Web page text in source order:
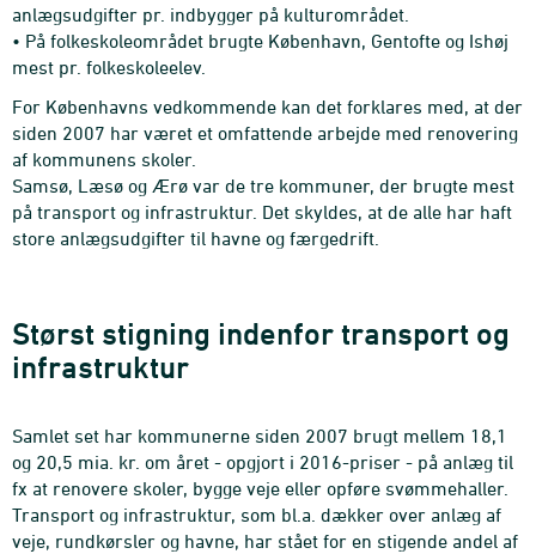
anlægsudgifter pr. indbygger på kulturområdet.
• På folkeskoleområdet brugte København, Gentofte og Ishøj
mest pr. folkeskoleelev.
For Københavns vedkommende kan det forklares med, at der
siden 2007 har været et omfattende arbejde med renovering
af kommunens skoler.
Samsø, Læsø og Ærø var de tre kommuner, der brugte mest
på transport og infrastruktur. Det skyldes, at de alle har haft
store anlægsudgifter til havne og færgedrift.
Størst stigning indenfor transport og
infrastruktur
Samlet set har kommunerne siden 2007 brugt mellem 18,1
og 20,5 mia. kr. om året - opgjort i 2016-priser - på anlæg til
fx at renovere skoler, bygge veje eller opføre svømmehaller.
Transport og infrastruktur, som bl.a. dækker over anlæg af
veje, rundkørsler og havne, har stået for en stigende andel af